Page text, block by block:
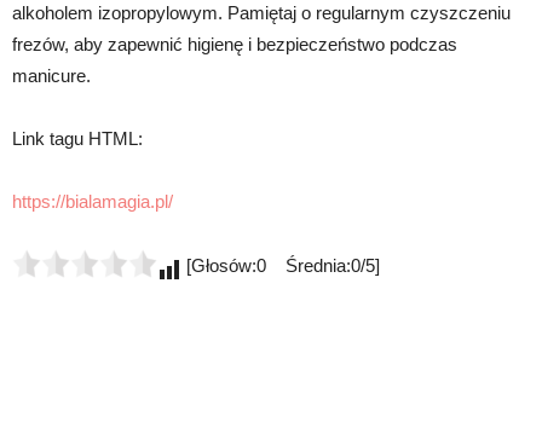
alkoholem izopropylowym. Pamiętaj o regularnym czyszczeniu
frezów, aby zapewnić higienę i bezpieczeństwo podczas
manicure.
Link tagu HTML:
https://bialamagia.pl/
[Głosów:0 Średnia:0/5]